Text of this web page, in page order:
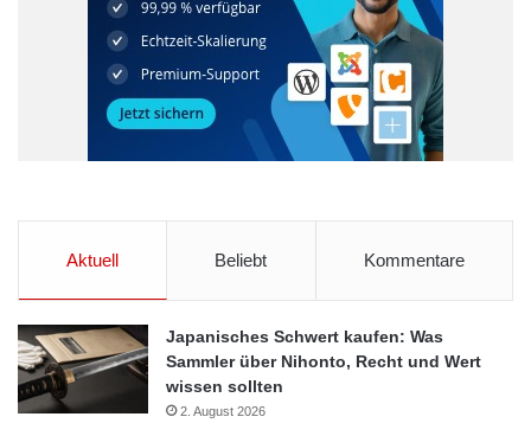
Aktuell Beliebt Kommentare
Japanisches Schwert kaufen: Was
Sammler über Nihonto, Recht und Wert
wissen sollten
2. August 2026